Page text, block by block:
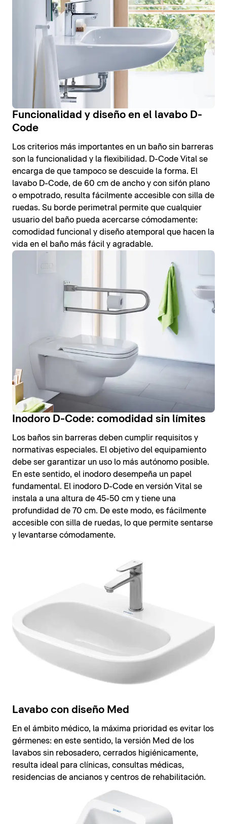
Funcionalidad y diseño en el lavabo D-
Code
Los criterios más importantes en un baño sin barreras
son la funcionalidad y la flexibilidad. D-Code Vital se
encarga de que tampoco se descuide la forma. El
lavabo D-Code, de 60 cm de ancho y con sifón plano
o empotrado, resulta fácilmente accesible con silla de
ruedas. Su borde perimetral permite que cualquier
usuario del baño pueda acercarse cómodamente:
comodidad funcional y diseño atemporal que hacen la
vida en el baño más fácil y agradable.
Inodoro D-Code: comodidad sin límites
Los baños sin barreras deben cumplir requisitos y
normativas especiales. El objetivo del equipamiento
debe ser garantizar un uso lo más autónomo posible.
En este sentido, el inodoro desempeña un papel
fundamental. El inodoro D-Code en versión Vital se
instala a una altura de 45-50 cm y tiene una
profundidad de 70 cm. De este modo, es fácilmente
accesible con silla de ruedas, lo que permite sentarse
y levantarse cómodamente.
Lavabo con diseño Med
En el ámbito médico, la máxima prioridad es evitar los
gérmenes: en este sentido, la versión Med de los
lavabos sin rebosadero, cerrados higiénicamente,
resulta ideal para clínicas, consultas médicas,
residencias de ancianos y centros de rehabilitación.